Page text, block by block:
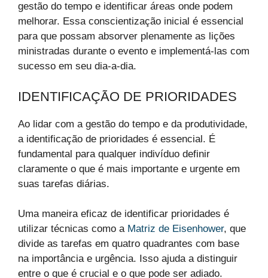
gestão do tempo e identificar áreas onde podem
melhorar. Essa conscientização inicial é essencial
para que possam absorver plenamente as lições
ministradas durante o evento e implementá-las com
sucesso em seu dia-a-dia.
IDENTIFICAÇÃO DE PRIORIDADES
Ao lidar com a gestão do tempo e da produtividade,
a identificação de prioridades é essencial. É
fundamental para qualquer indivíduo definir
claramente o que é mais importante e urgente em
suas tarefas diárias.
Uma maneira eficaz de identificar prioridades é
utilizar técnicas como a Matriz de Eisenhower, que
divide as tarefas em quatro quadrantes com base
na importância e urgência. Isso ajuda a distinguir
entre o que é crucial e o que pode ser adiado.